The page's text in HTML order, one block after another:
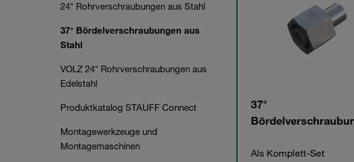
24° Rohrverschraubungen aus Stahl
37° Bördelverschraubungen aus
Stahl
VOLZ 24° Rohrverschraubungen aus
Edelstahl
Produktkatalog STAUFF Connect
Montagewerkzeuge und
Montagemaschinen
37°
Als Komplett-Set